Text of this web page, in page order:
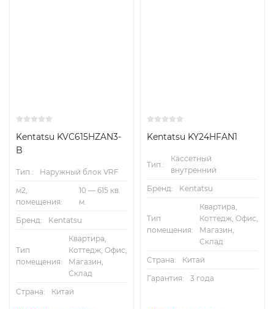
Kentatsu KVC615HZAN3-
B
Тип.:
Наружный блок VRF
м2,
помещения:
10 — 615 кв.
м.
Бренд:
Kentatsu
Тип
помещения:
Квартира,
Коттедж, Офис,
Магазин,
Склад
Страна:
Китай
Kentatsu KY24HFAN1
Тип.:
Кассетный
внутренний
Бренд:
Kentatsu
Тип
помещения:
Квартира,
Коттедж, Офис,
Магазин,
Склад
Страна:
Китай
Гарантия:
3 года